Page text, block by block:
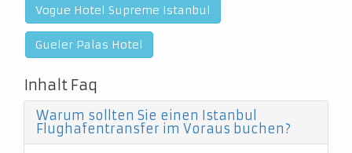
Vogue Hotel Supreme Istanbul
Gueler Palas Hotel
Inhalt Faq
Warum sollten Sie einen Istanbul
Flughafentransfer im Voraus buchen?